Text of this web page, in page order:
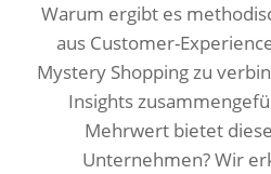
Warum ergibt es
aus Customer-
Mystery Shopping zu
Insights
Mehrwert bietet
Unternehmen? Wir